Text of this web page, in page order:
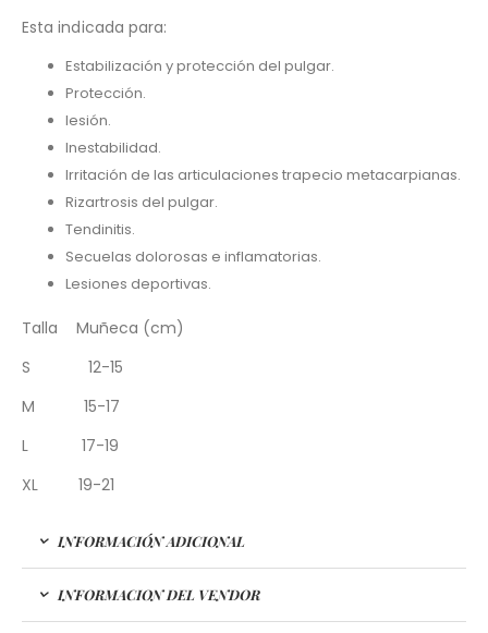
Esta indicada para:
Estabilización y protección del pulgar.
Protección.
lesión.
Inestabilidad.
Irritación de las articulaciones trapecio metacarpianas.
Rizartrosis del pulgar.
Tendinitis.
Secuelas dolorosas e inflamatorias.
Lesiones deportivas.
Talla Muñeca (cm)
S 12-15
M 15-17
L 17-19
XL 19-21
INFORMACIÓN ADICIONAL
INFORMACION DEL VENDOR